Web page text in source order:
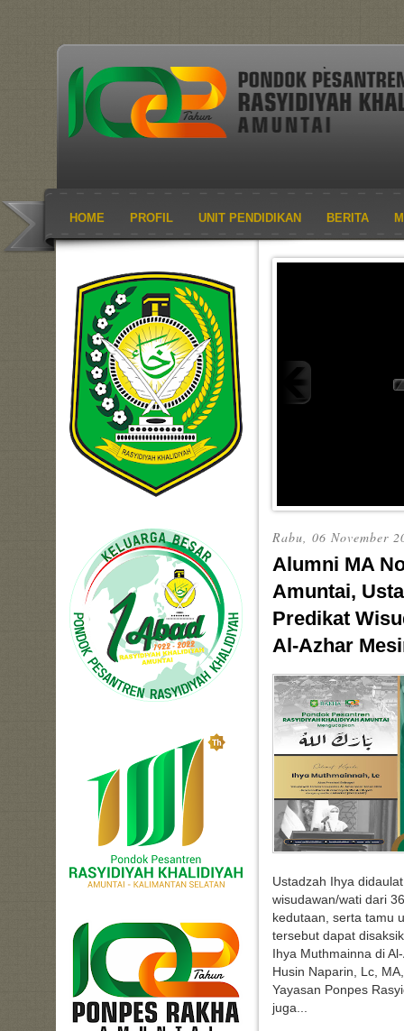
HOME PROFIL UNIT PENDIDIKAN BERITA
Rabu, 06 November
Alumni MA
Amuntai,
Predikat
Al-Azhar
Ustadzah Ihya
wisudawan/wati dari
kedutaan, serta tamu
tersebut dapat
Ihya Muthmainna di
Husin Naparin, Lc,
Yayasan Ponpes
juga...